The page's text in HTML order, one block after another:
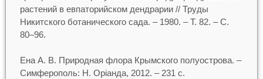
растений в евпаторийском дендрарии // Труды
Никитского ботанического сада. – 1980. – Т. 82. – С.
80–96.
Ена А. В. Природная флора Крымского полуострова. –
Симферополь: Н. Оріанда, 2012. – 231 с.